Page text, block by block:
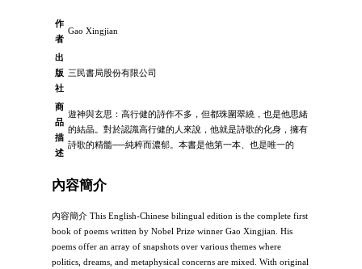
作
者
Gao Xingjian
出
版
社
三民書局股份有限公司
商
品
描
述
遊神與玄思：高行健的詩作不多，但都珠圍翠繞，也是他思緒
的結晶。對於認識高行健的人來說，他就是詩歌的化身，擁有
詩歌的精髓──純粹而濃郁。本書是他第一本、也是唯一的
內容簡介
內容簡介 This English-Chinese bilingual edition is the complete first
book of poems written by Nobel Prize winner Gao Xingjian. His
poems offer an array of snapshots over various themes where
politics, dreams, and metaphysical concerns are mixed. With original